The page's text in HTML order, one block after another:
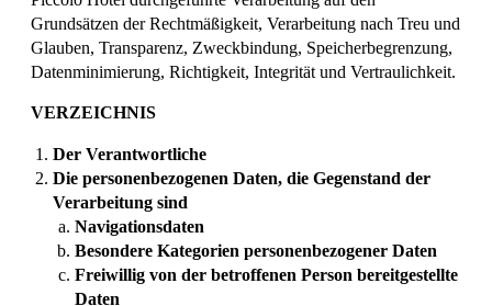
Grundsätzen der Rechtmäßigkeit, Verarbeitung nach Treu und
Glauben, Transparenz, Zweckbindung, Speicherbegrenzung,
Datenminimierung, Richtigkeit, Integrität und Vertraulichkeit.
VERZEICHNIS
Der Verantwortliche
Die personenbezogenen Daten, die Gegenstand der
Verarbeitung sind
Navigationsdaten
Besondere Kategorien personenbezogener Daten
Freiwillig von der betroffenen Person bereitgestellte
Daten